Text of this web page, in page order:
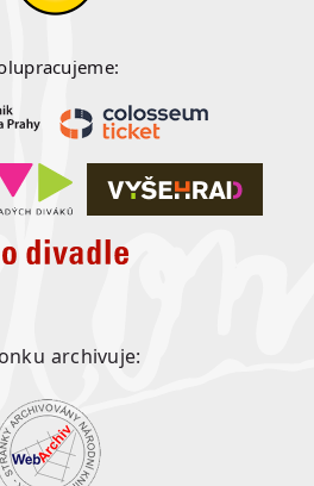
archivuje: